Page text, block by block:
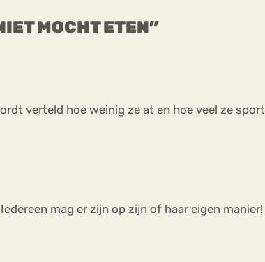
MOCHT ETEN”
verteld hoe weinig ze at en hoe veel ze
mag er zijn op zijn of haar eigen manier!